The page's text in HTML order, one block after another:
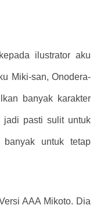
ilustrator aku
Miki-san, Onodera-
banyak karakter
jadi pasti sulit untuk
banyak untuk tetap
AAA Mikoto. Dia